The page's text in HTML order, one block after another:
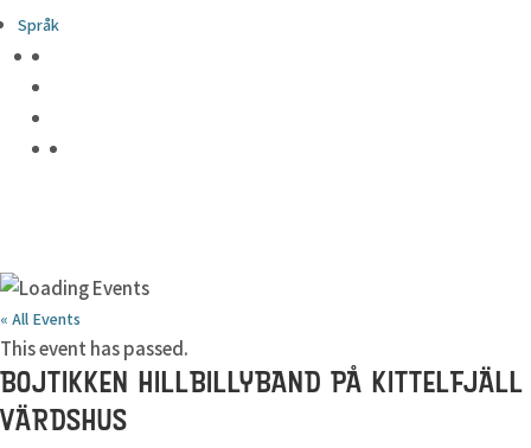
Språk
« All Events
This event has passed.
BOJTIKKEN HILLBILLYBAND PÅ KITTELFJÄLL
VÄRDSHUS